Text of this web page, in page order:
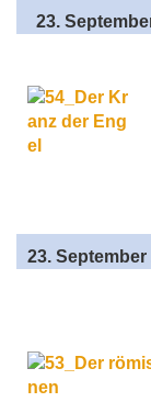
23.
23. September